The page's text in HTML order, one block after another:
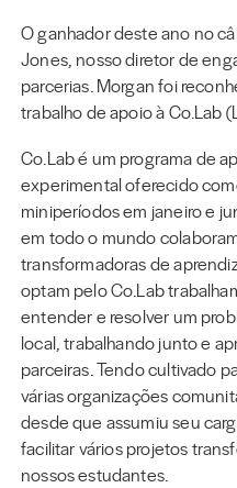
O ganhador deste ano no
Jones, nosso diretor de
parcerias. Morgan foi
trabalho de apoio à Co.Lab
Co.Lab é um programa de
experimental oferecido
miniperíodos em janeiro e
em todo o mundo
transformadoras de
optam pelo Co.Lab
entender e resolver um
local, trabalhando junto e
parceiras. Tendo cultivado
várias organizações
desde que assumiu seu
facilitar vários projetos
nossos estudantes.